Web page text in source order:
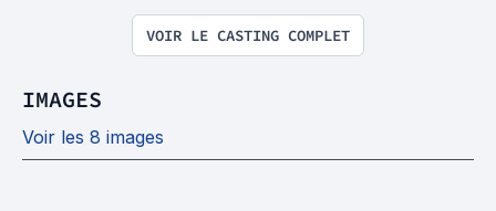
VOIR LE CASTING COMPLET
IMAGES
Voir les 8 images